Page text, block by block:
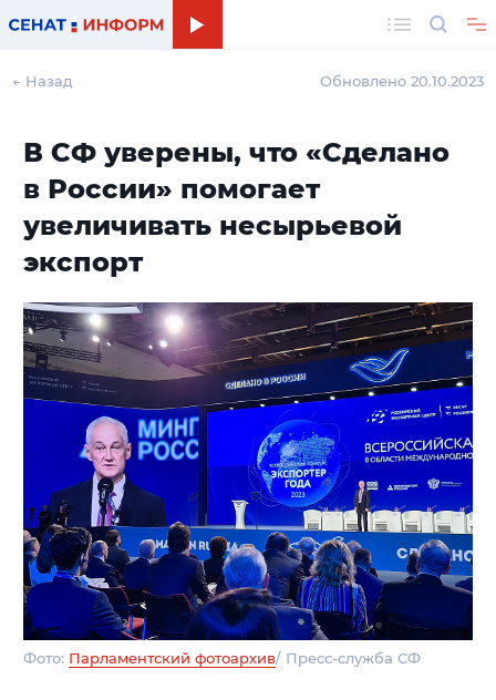
← Назад Обновлено 20.10.2023
В СФ уверены, что «Сделано
в России» помогает
увеличивать несырьевой
экспорт
Фото: Парламентский фотоархив/ Пресс-служба СФ